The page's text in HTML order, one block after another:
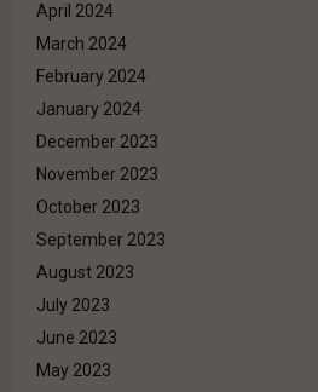
April 2024
March 2024
February 2024
January 2024
December 2023
November 2023
October 2023
September 2023
August 2023
July 2023
June 2023
May 2023